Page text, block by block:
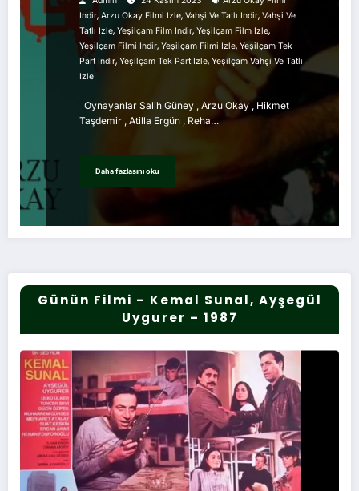
Indir, Arzu Okay Filmi Izle, Vahşi Ve Tatlı Indir, Vahşi Ve
Tatlı Izle, Yeşilçam Film Indir, Yeşilçam Film Izle,
Yeşilçam Filmi Indir, Yeşilçam Filmi Izle, Yeşilçam Tek
Part Indir, Yeşilçam Tek Part Izle, Yeşilçam Vahşi Ve Tatlı
Izle
Oynayanlar Salih Güney , Arzu Okay , Hikmet
Taşdemir , Atilla Ergün , Reha…
Daha fazlasını oku
Günün Filmi – Kemal Sunal, Ayşegül
Uygurer – 1987